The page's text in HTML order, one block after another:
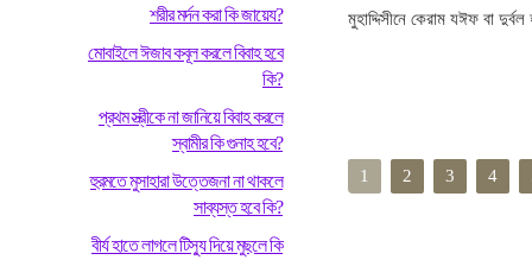
শরীর মর্দন করা কি জায়েয?
মোবাইলে ঈজাব কবূল করলে বিবাহ হবে
কি?
প্রথম স্ত্রীকে না জানিয়ে বিবাহ করলে
স্বামীর কি গুনাহ হবে?
হুরমতে মুসাহারা উত্তেজনা না থাকলে
সাব্যস্ত হবে কি?
বীর্য হাতে লাগলে টিস্যু দিয়ে মুছলে কি
মুহাদ্দিসীনে কেরাম যঈফ বা দুর্বল
1 2 3 4